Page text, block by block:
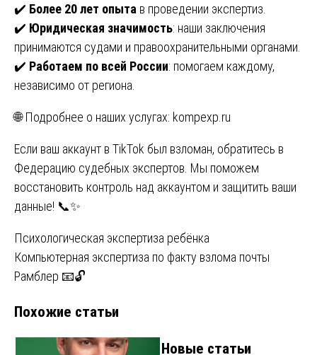
✔️ Более 20 лет опыта в проведении экспертиз.
✔️ Юридическая значимость: наши заключения
принимаются судами и правоохранительными органами.
✔️ Работаем по всей России: помогаем каждому,
независимо от региона.
🌐 Подробнее о наших услугах: kompexp.ru
Если ваш аккаунт в TikTok был взломан, обратитесь в
Федерацию судебных экспертов. Мы поможем
восстановить контроль над аккаунтом и защитить ваши
данные! 📞✨
Навигация
по
Психологическая экспертиза ребёнка
Компьютерная экспертиза по факту взлома почты
Рамблер 📧🔓
Похожие статьи
Новые статьи